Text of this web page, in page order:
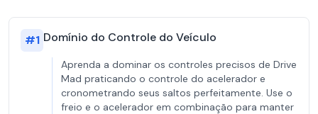
#1 Domínio do Controle do Veículo
Aprenda a dominar os controles precisos de Drive
Mad praticando o controle do acelerador e
cronometrando seus saltos perfeitamente. Use o
freio e o acelerador em combinação para manter